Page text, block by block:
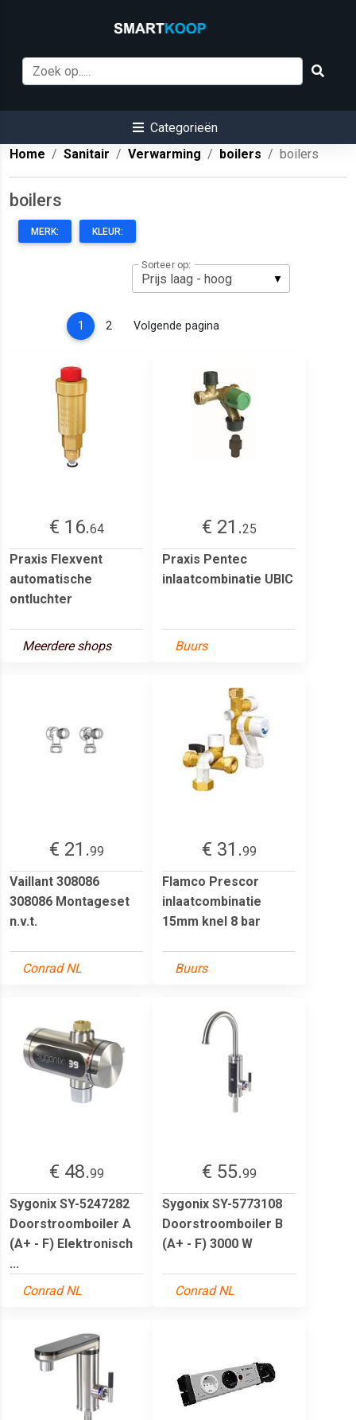
Categorieën
Home
Sanitair Verwarming boilers boilers
boilers
MERK: KLEUR:
Sorteer op:
1 (current)
2 Volgende pagina
€ 16.64
Praxis Flexvent
automatische
ontluchter
Meerdere shops
€ 21.25
Praxis Pentec
inlaatcombinatie UBIC
Buurs
€ 21.99
Vaillant 308086
308086 Montageset
n.v.t.
Conrad NL
€ 31.99
Flamco Prescor
inlaatcombinatie
15mm knel 8 bar
Buurs
€ 48.99
Sygonix SY-5247282
Doorstroomboiler A
(A+ - F) Elektronisch
...
Conrad NL
€ 55.99
Sygonix SY-5773108
Doorstroomboiler B
(A+ - F) 3000 W
Conrad NL